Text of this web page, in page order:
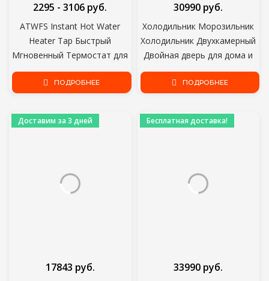
ATWFS Instant Hot Water
Heater Tap Быстрый
Мгновенный Термостат для
водонагревателя 3000 Вт
Электрический Кран Дисплей
2295 - 3106 руб.
ПОДРОБНЕЕ
Холодильник Морозильник
Холодильник Двухкамерный
Двойная дверь для дома и
кухни Основной прибор для
хранения продуктов Indesit
30990 руб.
ПОДРОБНЕЕ
Доставим за 3 дней
17843 руб.
Бесплатная доставка!
33990 руб.